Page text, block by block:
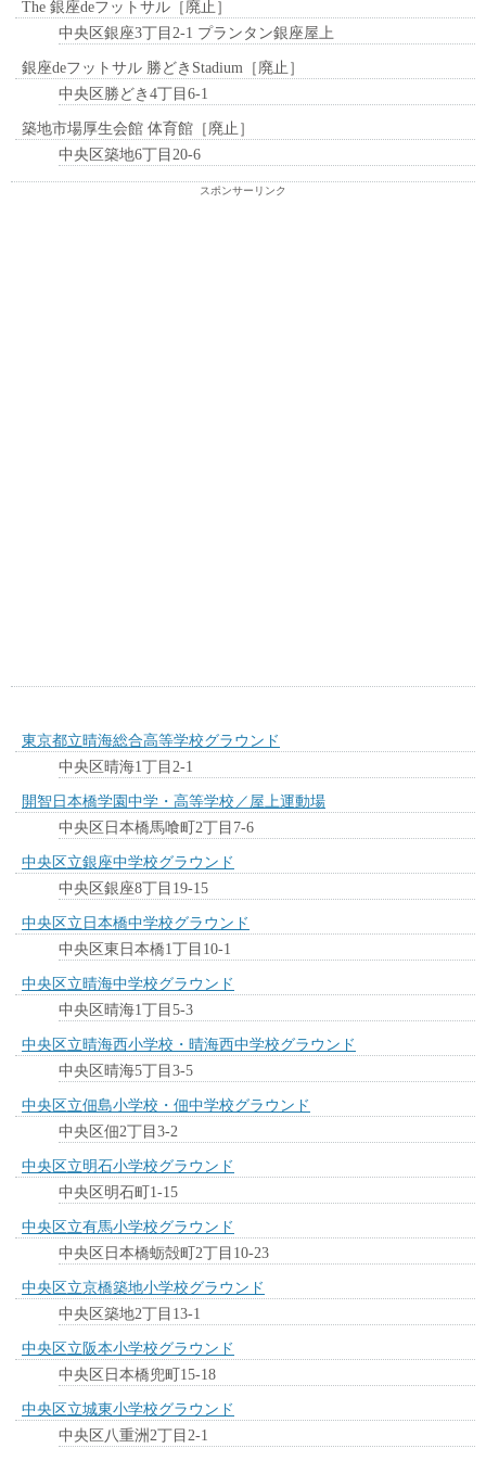
The 銀座deフットサル［廃止］
中央区銀座3丁目2-1 プランタン銀座屋上
銀座deフットサル 勝どきStadium［廃止］
中央区勝どき4丁目6-1
築地市場厚生会館 体育館［廃止］
中央区築地6丁目20-6
スポンサーリンク
東京都立晴海総合高等学校グラウンド
中央区晴海1丁目2-1
開智日本橋学園中学・高等学校／屋上運動場
中央区日本橋馬喰町2丁目7-6
中央区立銀座中学校グラウンド
中央区銀座8丁目19-15
中央区立日本橋中学校グラウンド
中央区東日本橋1丁目10-1
中央区立晴海中学校グラウンド
中央区晴海1丁目5-3
中央区立晴海西小学校・晴海西中学校グラウンド
中央区晴海5丁目3-5
中央区立佃島小学校・佃中学校グラウンド
中央区佃2丁目3-2
中央区立明石小学校グラウンド
中央区明石町1-15
中央区立有馬小学校グラウンド
中央区日本橋蛎殻町2丁目10-23
中央区立京橋築地小学校グラウンド
中央区築地2丁目13-1
中央区立阪本小学校グラウンド
中央区日本橋兜町15-18
中央区立城東小学校グラウンド
中央区八重洲2丁目2-1